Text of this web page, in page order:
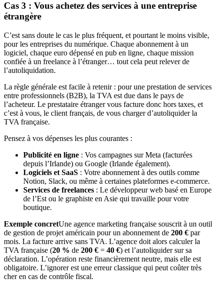
Cas 3 : Vous achetez des services à une entreprise
étrangère
C’est sans doute le cas le plus fréquent, et pourtant le moins visible,
pour les entreprises du numérique. Chaque abonnement à un
logiciel, chaque euro dépensé en pub en ligne, chaque mission
confiée à un freelance à l’étranger… tout cela peut relever de
l’autoliquidation.
La règle générale est facile à retenir : pour une prestation de services
entre professionnels (B2B), la TVA est due dans le pays de
l’acheteur. Le prestataire étranger vous facture donc hors taxes, et
c’est à vous, le client français, de vous charger d’autoliquider la
TVA française.
Pensez à vos dépenses les plus courantes :
Publicité en ligne : Vos campagnes sur Meta (facturées
depuis l’Irlande) ou Google (Irlande également).
Logiciels et SaaS : Votre abonnement à des outils comme
Notion, Slack, ou même à certaines plateformes e-commerce.
Services de freelances : Le développeur web basé en Europe
de l’Est ou le graphiste en Asie qui travaille pour votre
boutique.
Exemple concretUne agence marketing française souscrit à un outil
de gestion de projet américain pour un abonnement de 200 € par
mois. La facture arrive sans TVA. L’agence doit alors calculer la
TVA française (20 % de 200 € = 40 €) et l’autoliquider sur sa
déclaration. L’opération reste financièrement neutre, mais elle est
obligatoire. L’ignorer est une erreur classique qui peut coûter très
cher en cas de contrôle fiscal.